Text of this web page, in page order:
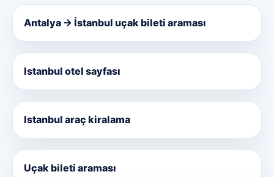
Antalya → İstanbul uçak bileti araması
Istanbul otel sayfası
Istanbul araç kiralama
Uçak bileti araması